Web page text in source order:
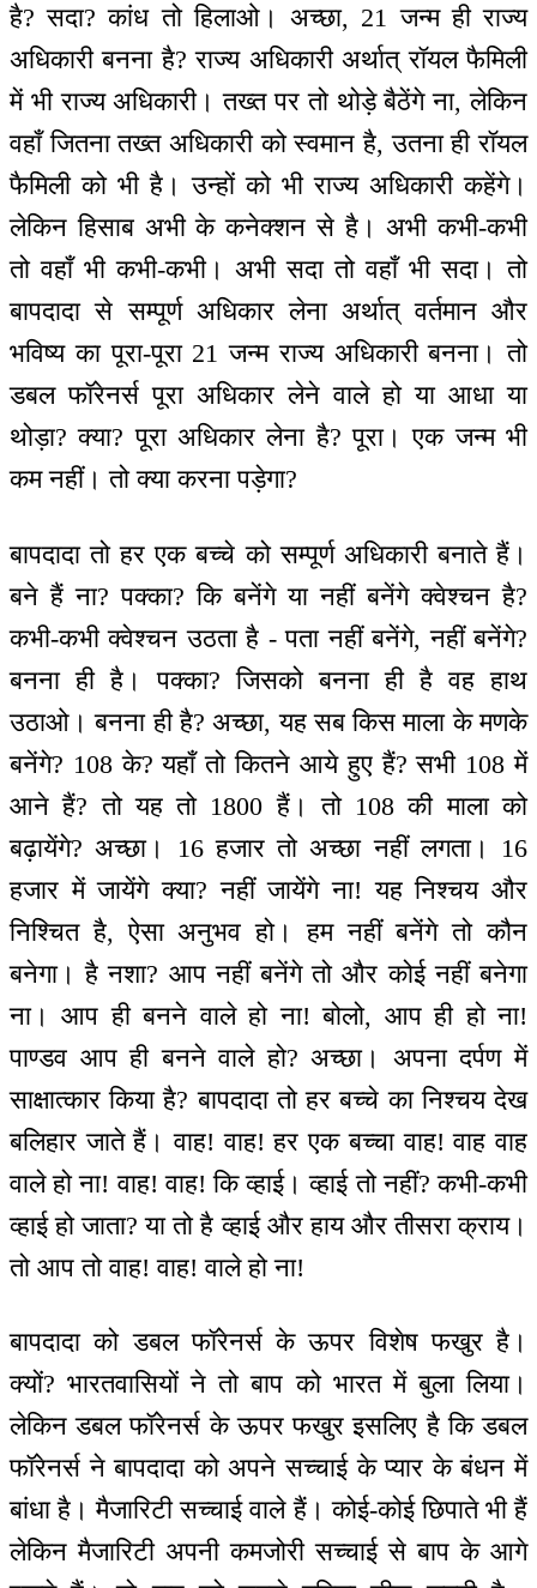
है? सदा? कांध तो हिलाओ। अच्छा, 21 जन्म ही राज्य
अधिकारी बनना है? राज्य अधिकारी अर्थात् रॉयल फैमिली
में भी राज्य अधिकारी। तख्त पर तो थोड़े बैठेंगे ना, लेकिन
वहाँ जितना तख्त अधिकारी को स्वमान है, उतना ही रॉयल
फैमिली को भी है। उन्हों को भी राज्य अधिकारी कहेंगे।
लेकिन हिसाब अभी के कनेक्शन से है। अभी कभी-कभी
तो वहाँ भी कभी-कभी। अभी सदा तो वहाँ भी सदा। तो
बापदादा से सम्पूर्ण अधिकार लेना अर्थात् वर्तमान और
भविष्य का पूरा-पूरा 21 जन्म राज्य अधिकारी बनना। तो
डबल फॉरेनर्स पूरा अधिकार लेने वाले हो या आधा या
थोड़ा? क्या? पूरा अधिकार लेना है? पूरा। एक जन्म भी
कम नहीं। तो क्या करना पड़ेगा?
बापदादा तो हर एक बच्चे को सम्पूर्ण अधिकारी बनाते हैं।
बने हैं ना? पक्का? कि बनेंगे या नहीं बनेंगे क्वेश्चन है?
कभी-कभी क्वेश्चन उठता है - पता नहीं बनेंगे, नहीं बनेंगे?
बनना ही है। पक्का? जिसको बनना ही है वह हाथ
उठाओ। बनना ही है? अच्छा, यह सब किस माला के मणके
बनेंगे? 108 के? यहाँ तो कितने आये हुए हैं? सभी 108 में
आने हैं? तो यह तो 1800 हैं। तो 108 की माला को
बढ़ायेंगे? अच्छा। 16 हजार तो अच्छा नहीं लगता। 16
हजार में जायेंगे क्या? नहीं जायेंगे ना! यह निश्चय और
निश्चित है, ऐसा अनुभव हो। हम नहीं बनेंगे तो कौन
बनेगा। है नशा? आप नहीं बनेंगे तो और कोई नहीं बनेगा
ना। आप ही बनने वाले हो ना! बोलो, आप ही हो ना!
पाण्डव आप ही बनने वाले हो? अच्छा। अपना दर्पण में
साक्षात्कार किया है? बापदादा तो हर बच्चे का निश्चय देख
बलिहार जाते हैं। वाह! वाह! हर एक बच्चा वाह! वाह वाह
वाले हो ना! वाह! वाह! कि व्हाई। व्हाई तो नहीं? कभी-कभी
व्हाई हो जाता? या तो है व्हाई और हाय और तीसरा क्राय।
तो आप तो वाह! वाह! वाले हो ना!
बापदादा को डबल फॉरेनर्स के ऊपर विशेष फखुर है।
क्यों? भारतवासियों ने तो बाप को भारत में बुला लिया।
लेकिन डबल फॉरेनर्स के ऊपर फखुर इसलिए है कि डबल
फॉरेनर्स ने बापदादा को अपने सच्चाई के प्यार के बंधन में
बांधा है। मैजारिटी सच्चाई वाले हैं। कोई-कोई छिपाते भी हैं
लेकिन मैजारिटी अपनी कमजोरी सच्चाई से बाप के आगे